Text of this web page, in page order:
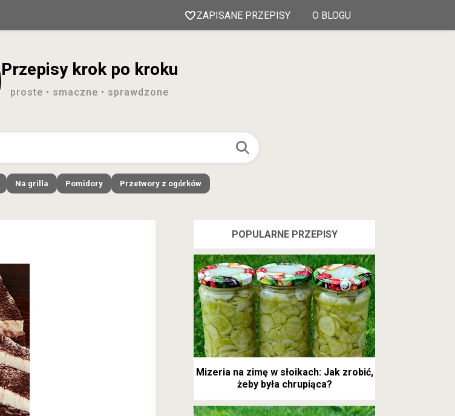
ZAPISANE PRZEPISY O BLOGU
Przepisy krok po kroku
proste • smaczne • sprawdzone
Na grilla Pomidory Przetwory z ogórków
POPULARNE PRZEPISY
Mizeria na zimę w słoikach: Jak zrobić,
żeby była chrupiąca?